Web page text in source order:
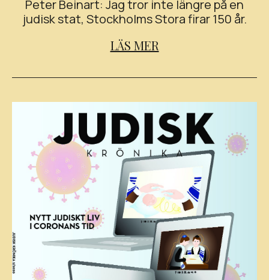
Peter Beinart: Jag tror inte längre på en
judisk stat, Stockholms Stora firar 150 år.
LÄS MER